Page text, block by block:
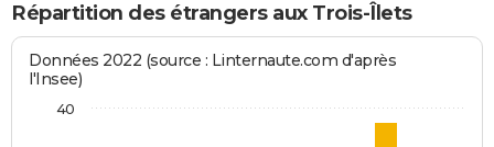
Répartition des étrangers aux Trois-Îlets
Données 2022 (source : Linternaute.com d'après
l'Insee)
40